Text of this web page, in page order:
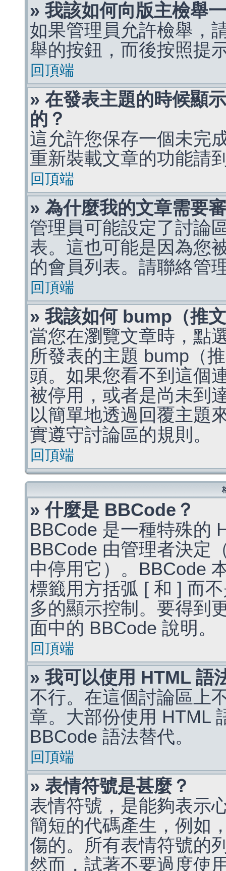
» 我該如何向版主檢舉
如果管理員允許檢舉，
舉的按鈕，而後按照提
回頂端
» 在發表主題的時候顯
的？
這允許您保存一個未完
重新裝載文章的功能請
回頂端
» 為什麼我的文章需要
管理員可能設定了討論
表。這也可能是因為您
的會員列表。請聯絡管
回頂端
» 我該如何 bump（推
當您在瀏覽文章時，點
所發表的主題 bump（
頭。如果您看不到這個
被停用，或者是尚未到
以簡單地透過回覆主題
實遵守討論區的規則。
回頂端
» 什麼是 BBCode？
BBCode 是一種特殊的
BBCode 由管理者決定
中停用它）。BBCode
標籤用方括弧 [ 和 ] 而
多的顯示控制。要得到
面中的 BBCode 說明。
回頂端
» 我可以使用 HTML 語
不行。在這個討論區上
章。大部份使用 HTML
BBCode 語法替代。
回頂端
» 表情符號是甚麼？
表情符號，是能夠表示
簡短的代碼產生，例如
傷的。所有表情符號的
然而，試著不要過度使